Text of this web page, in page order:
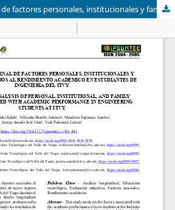
Análisis longitudinal de factores personales, institucionales y familiares asociados al rendimiento académico en estudiantes de ingeniería del ITVY